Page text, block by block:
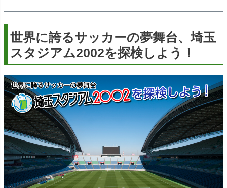
世界に誇るサッカーの夢舞台、埼玉
スタジアム2002を探検しよう！